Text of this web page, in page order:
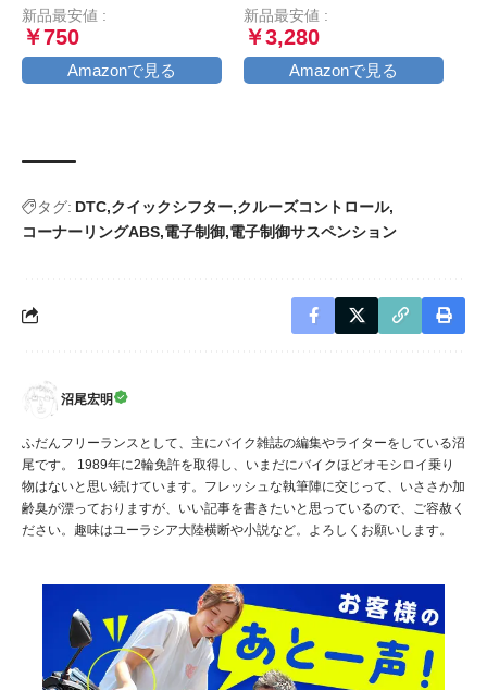
18058 通しNo:S-36
新品最安値 :
￥750
Amazonで見る
新品最安値 :
￥3,280
Amazonで見る
タグ: DTC クイックシフター クルーズコントロール
コーナーリングABS 電子制御 電子制御サスペンション
沼尾宏明
ふだんフリーランスとして、主にバイク雑誌の編集やライターをしている沼
尾です。 1989年に2輪免許を取得し、いまだにバイクほどオモシロイ乗り
物はないと思い続けています。フレッシュな執筆陣に交じって、いささか加
齢臭が漂っておりますが、いい記事を書きたいと思っているので、ご容赦く
ださい。趣味はユーラシア大陸横断や小説など。よろしくお願いします。